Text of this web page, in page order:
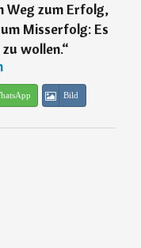
Weg zum Erfolg,
Misserfolg: Es
wollen.“
Bild